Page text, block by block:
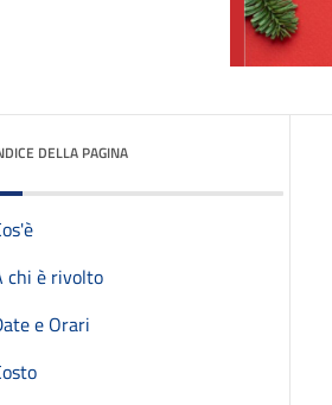
DELLA PAGINA
chi è rivolto
e Orari